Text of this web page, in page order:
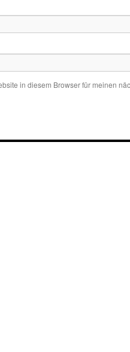
in diesem Browser für meinen